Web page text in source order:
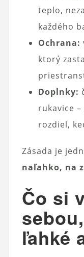
teplo,
každého
Ochrana:
ktorý
Doplnky:
rukavice
rozdiel,
Zásada je
naľahko, na
Čo si
ľahké